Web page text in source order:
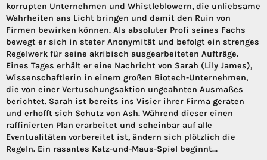
korrupten Unternehmen und Whistleblowern, die unliebsame
Wahrheiten ans Licht bringen und damit den Ruin von
Firmen bewirken können. Als absoluter Profi seines Fachs
bewegt er sich in steter Anonymität und befolgt ein strenges
Regelwerk für seine akribisch ausgearbeiteten Aufträge.
Eines Tages erhält er eine Nachricht von Sarah (Lily James),
Wissenschaftlerin in einem großen Biotech-Unternehmen,
die von einer Vertuschungsaktion ungeahnten Ausmaßes
berichtet. Sarah ist bereits ins Visier ihrer Firma geraten
und erhofft sich Schutz von Ash. Während dieser einen
raffinierten Plan erarbeitet und scheinbar auf alle
Eventualitäten vorbereitet ist, ändern sich plötzlich die
Regeln. Ein rasantes Katz-und-Maus-Spiel beginnt…